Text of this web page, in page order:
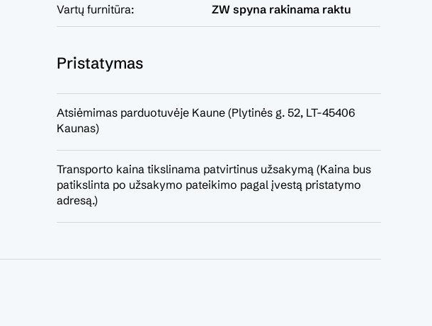
Vartų furnitūra: ZW spyna rakinama raktu
Pristatymas
Atsiėmimas parduotuvėje Kaune (Plytinės g. 52, LT-45406
Kaunas)
Transporto kaina tikslinama patvirtinus užsakymą (Kaina bus
patikslinta po užsakymo pateikimo pagal įvestą pristatymo
adresą.)